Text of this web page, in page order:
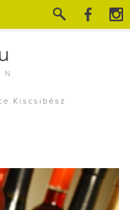
Kiscsibész